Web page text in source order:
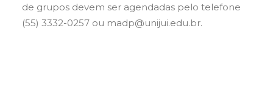
de grupos devem ser agendadas pelo telefone
(55) 3332-0257 ou madp@unijui.edu.br.